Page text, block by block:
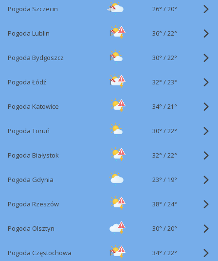
Pogoda Szczecin 26° /20°
Pogoda Lublin 36° /22°
Pogoda Bydgoszcz 30° /22°
Pogoda Łódź 32° /23°
Pogoda Katowice 34° /21°
Pogoda Toruń 30° /22°
Pogoda Białystok 32° /22°
Pogoda Gdynia 23° / 19°
Pogoda Rzeszów 38° /24°
Pogoda Olsztyn 30° /20°
Pogoda Częstochowa 34° /22°